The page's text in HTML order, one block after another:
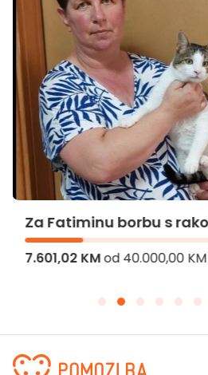
Za Fatiminu borbu s
7.601,02 KMod 40.000,00 KM